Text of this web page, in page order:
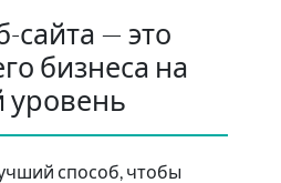
сайта — это
бизнеса на
уровень
способ, чтобы